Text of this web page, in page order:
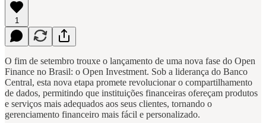
1
O fim de setembro trouxe o lançamento de uma nova fase do Open
Finance no Brasil: o Open Investment. Sob a liderança do Banco
Central, esta nova etapa promete revolucionar o compartilhamento
de dados, permitindo que instituições financeiras ofereçam produtos
e serviços mais adequados aos seus clientes, tornando o
gerenciamento financeiro mais fácil e personalizado.